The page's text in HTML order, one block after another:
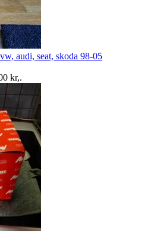
audi, seat, skoda 98-05
kr,.